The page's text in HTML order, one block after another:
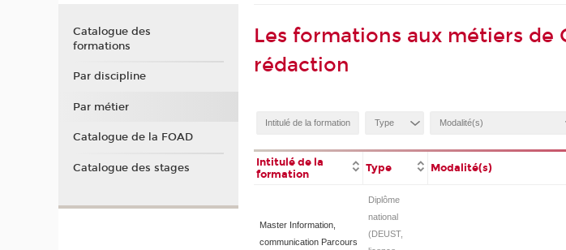
Les formations aux métiers de
rédaction
Intitulé de la
formation
Type Modalité(s)
Master Information,
communication Parcours
Diplôme
national
(DEUST,
Catalogue des
formations
Par discipline
Par métier
Catalogue de la FOAD
Catalogue des stages